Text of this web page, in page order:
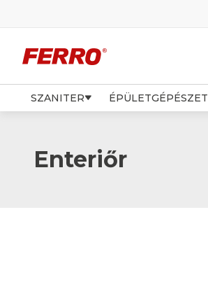
SZANITER ÉPÜLETGÉPÉSZET
Enteriőr